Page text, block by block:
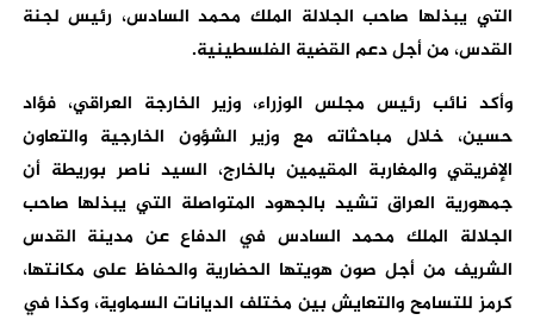
التي يبذلها صاحب الجلالة الملك محمد السادس، رئيس لجنة
القدس، من أجل دعم القضية الفلسطينية.
وأكد نائب رئيس مجلس الوزراء، وزير الخارجة العراقي، فؤاد
حسين، خلال مباحثاته مع وزير الشؤون الخارجية والتعاون
الإفريقي والمغاربة المقيمين بالخارج، السيد ناصر بوريطة أن
جمهورية العراق تشيد بالجهود المتواصلة التي يبذلها صاحب
الجلالة الملك محمد السادس في الدفاع عن مدينة القدس
الشريف من أجل صون هويتها الحضارية والحفاظ على مكانتها،
كرمز للتسامح والتعايش بين مختلف الديانات السماوية، وكذا في